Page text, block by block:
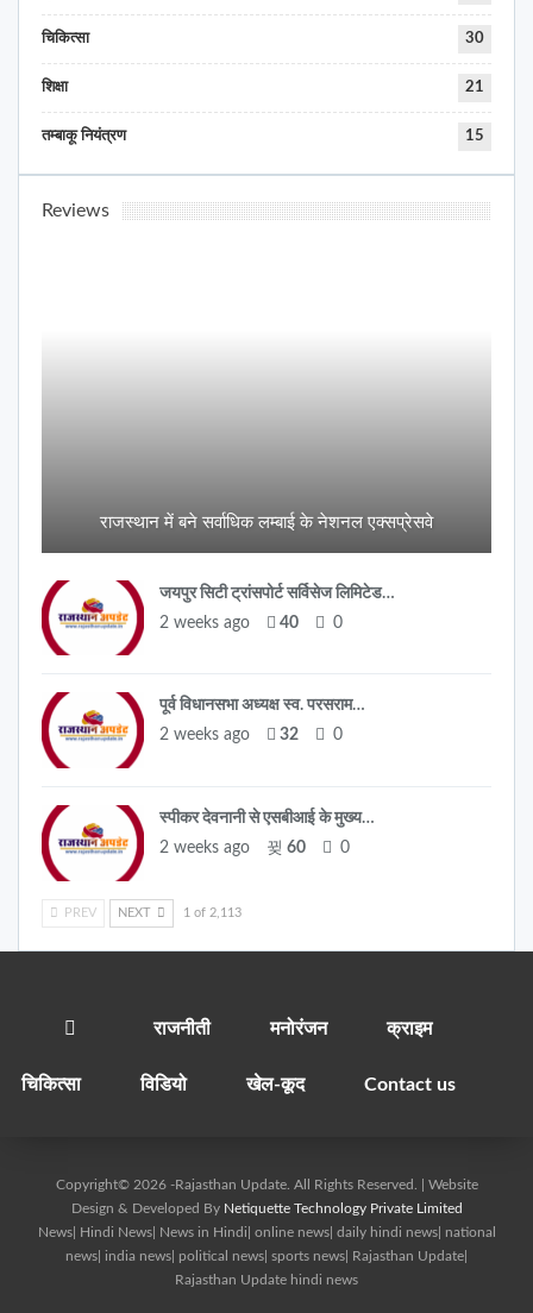
चिकित्सा 30
शिक्षा 21
तम्बाकू नियंत्रण 15
Reviews
राजस्थान में बने सर्वाधिक लम्बाई के नेशनल एक्सप्रेसवे
जयपुर सिटी ट्रांसपोर्ट सर्विसेज लिमिटेड…
2 weeks ago
40 0
पूर्व विधानसभा अध्यक्ष स्व. परसराम…
2 weeks ago
32 0
स्पीकर देवनानी से एसबीआई के मुख्य…
2 weeks ago
60 0
PREV NEXT 1 of 2,113
राजनीती मनोरंजन क्राइम
चिकित्सा विडियो खेल-कूद Contact us
Copyright© 2026 -Rajasthan Update. All Rights Reserved. | Website
Design & Developed By Netiquette Technology Private Limited
News| Hindi News| News in Hindi| online news| daily hindi news| national
news| india news| political news| sports news| Rajasthan Update|
Rajasthan Update hindi news